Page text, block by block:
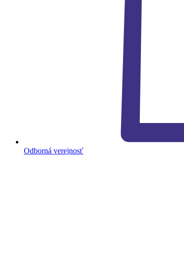
Odborná verejnosť